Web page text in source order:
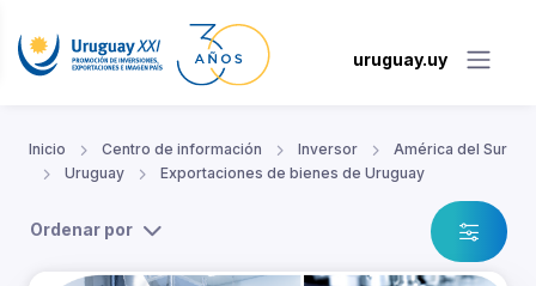
uruguay.uy
Inicio Centro de información Inversor
América del Sur
Uruguay
Exportaciones de bienes de Uruguay
Ordenar por